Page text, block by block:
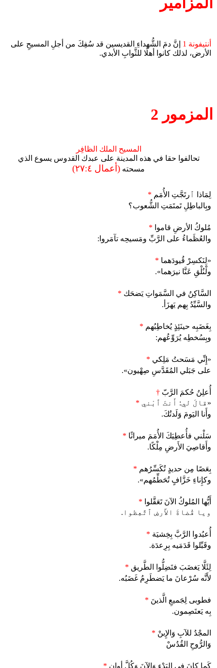
أنتيفونة 1
إنَّ دمَ الشُّهداءِ القديسين قد سُفِكَ من أجلِ المسيحِ على
الأرض، لذلك كانوا أهلًا للثَّوابِ الأبدي.
المزمور 2
المسيح الملك الظافِر
تحالفوا حقا في هذه المدينة على عبدك القدوس يسوع الذي
مسحته (أعمال ٢٧:٤)
لِمَاذا ٱرتَجَّتِ الأُمَم *
وبِالباطِلِ تَمتَمَتِ الشُّعوب؟
مُلوكُ الأرضِ قاموا *
والعُظَماءُ على الرَّبِّ ومَسيحِه تآمَروا:
«لِنَكسِرْ قُيودَهما *
ولْنُلْقِ عَنَّا نيرَهما».
السَّاكِنُ في السَّمَواتِ يَضحَك *
والسَّيِّدُ بِهم يَهزَأ.
بِغَضَبِه حينَئِذٍ يُخاطِبُهم *
وبِسُخطِه يُرَوِّعُهم:
«إِنِّي مَسَحتُ مَلِكي *
على جَبَلي المُقَدَّسِ صِهْيون».
أُعلِنُ حُكمَ الرَّبّ †
«قالَ لي: أَنتَ ٱبْني *
وأَنا اليَومَ وَلَدتُكَ.
سَلْني فأُعطِيَكَ الأُمَمَ ميراثًا *
وأَقاصِيَ الأَرضِ مِلْكًا.
بِعَصًا مِن حديدٍ تُكَسِّرُهم *
وكإِناءِ خَزَّافٍ تُحَطِّمُهم».
أَيُّها المُلوكُ الآنَ تَعَقَّلوا *
ويا قُضاةَ الأَرضِ ٱتَّعِظوا.
أُعبُدوا الرَّبَّ بِخِشيَة *
وقَبِّلوا قَدَمَيه بِرِعدَة.
لِئَلَّا يَغضَبَ فتَضِلُّوا الطَّريق *
لأَنَّه سُرْعانَ ما يَضطَرِمُ غَضَبُه.
فطوبى لِجَميعِ الَّذينَ *
بِه يَعتَصِمون.
المجْدُ للآبِ وَالإِبنْ *
وَالرُّوحِ القُدُسْ
كَما كانَ في البَدْءِ وَالآنَ وَكُلَّ أوانٍ *